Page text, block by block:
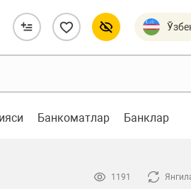
Банкоматлар Банклар
1191